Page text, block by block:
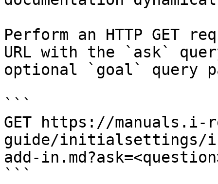
Perform an HTTP GET
URL with the `ask`
optional `goal` query
```
GET https://
guide/initialsettings/
add-
```